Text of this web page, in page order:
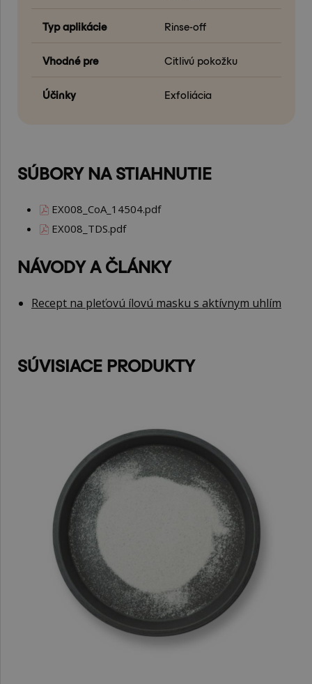
Typ aplikácie Rinse-off
Vhodné pre Citlivú pokožku
Účinky Exfoliácia
SÚBORY NA STIAHNUTIE
EX008_CoA_14504.pdf
EX008_TDS.pdf
NÁVODY A ČLÁNKY
Recept na pleťovú ílovú masku s aktívnym uhlím
SÚVISIACE PRODUKTY